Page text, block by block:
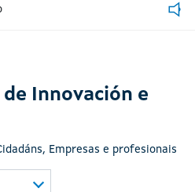
Innovación e
, Empresas e profesionais